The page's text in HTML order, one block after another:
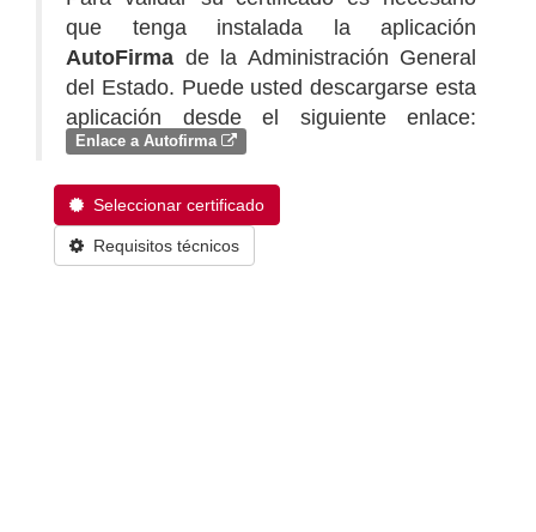
que tenga instalada la aplicación
AutoFirma de la Administración General
del Estado. Puede usted descargarse esta
aplicación desde el siguiente enlace:
Enlace a Autofirma
Seleccionar certificado
Requisitos técnicos